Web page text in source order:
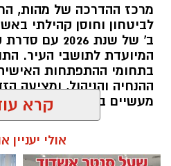
מרכז ההדרכה של מהות,
לביטחון וחוסן קהילתי
ב' של שנת 2026
המיועדת לתושבי העיר.
בתחומי ההתפתחות
ההנחיה והניהול, ומציעה
מעשיים במגוון תחומים
קרא
אולי יעניין